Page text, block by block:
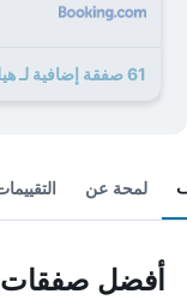
61 صفقة إضافية لـ هيلتون باندونغ
لمحة عن
أفضل صفقات